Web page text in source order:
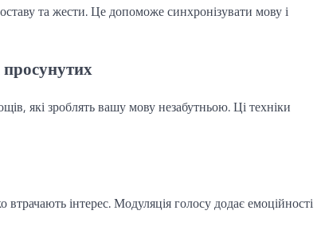
та жести. Це допоможе синхронізувати мову і
які зроблять вашу мову незабутньою. Ці техніки
інтерес. Модуляція голосу додає емоційності